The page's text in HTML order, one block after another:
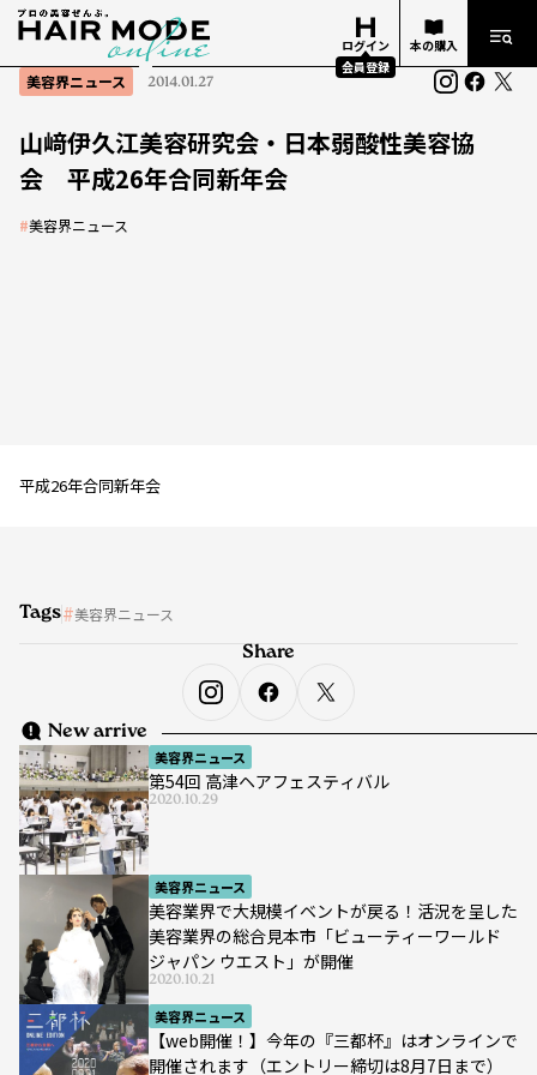
ログイン
会員登録
本の購入
美容界ニュース 2014.01.27
山﨑伊久江美容研究会・日本弱酸性美容協
会 平成26年合同新年会
#美容界ニュース
平成26年合同新年会
Tags 美容界ニュース
New arrive
美容界ニュース
第54回 高津ヘアフェスティバル
2020.10.29
美容界ニュース
美容業界で大規模イベントが戻る！活況を呈した
美容業界の総合見本市「ビューティーワールド
ジャパン ウエスト」が開催
2020.10.21
美容界ニュース
【web開催！】今年の『三都杯』はオンラインで
開催されます（エントリー締切は8月7日まで）
Share